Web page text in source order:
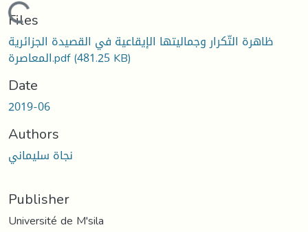
Loading...
Files
ظاهرة التّكرار وجماليتها الإيقاعية في القصيدة الجزائرية
المعاصرة.pdf(481.25 KB)
Date
2019-06
Authors
نجاة سليماني
Publisher
Université de M'sila